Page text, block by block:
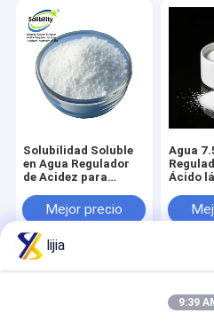
Solubilidad Soluble
en Agua Regulador
de Acidez para
Acidulante Aluminio
≤0.2
Mejor precio
Agua
Ácido
C6H8O7
Inicio
Mapa del
Mapa del Sitio
lijia
9:39